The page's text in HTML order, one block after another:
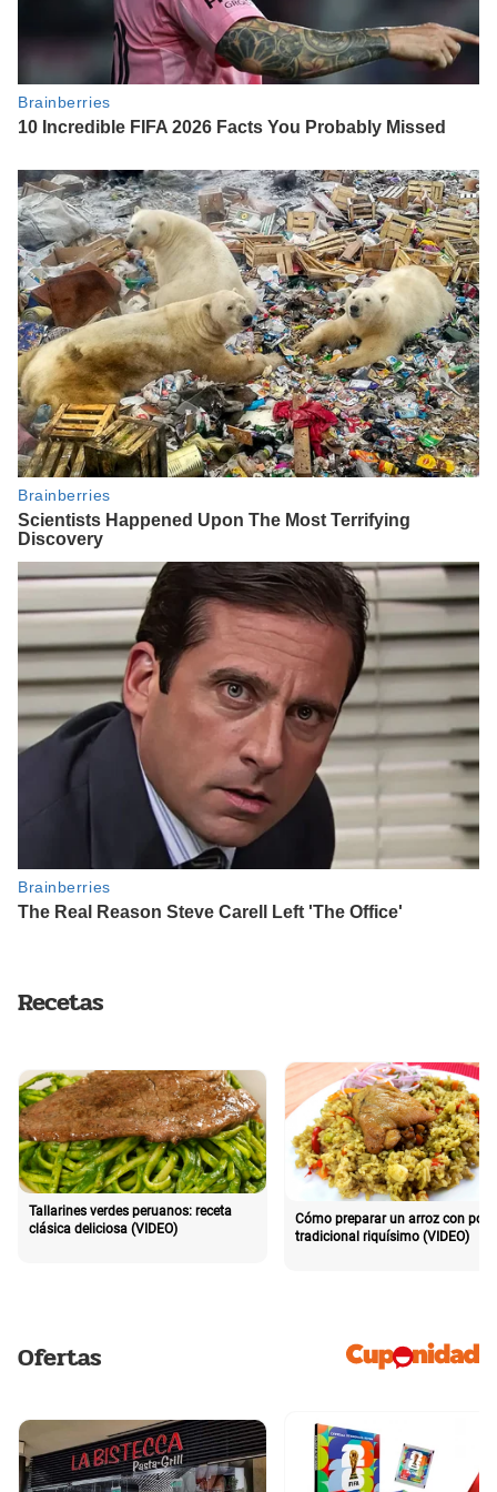
Recetas
Tallarines verdes peruanos: receta
clásica deliciosa (VIDEO)
Cómo preparar un arroz con pollo
tradicional riquísimo (VIDEO)
Ofertas